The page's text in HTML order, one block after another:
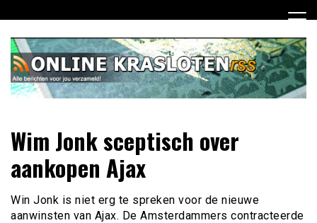
naar
inhoud
Online Krasloten RSS
jou verzameld
Wim Jonk sceptisch over
aankopen Ajax
Win Jonk is niet erg te spreken voor de nieuwe
aanwinsten van Ajax. De Amsterdammers contracteerde